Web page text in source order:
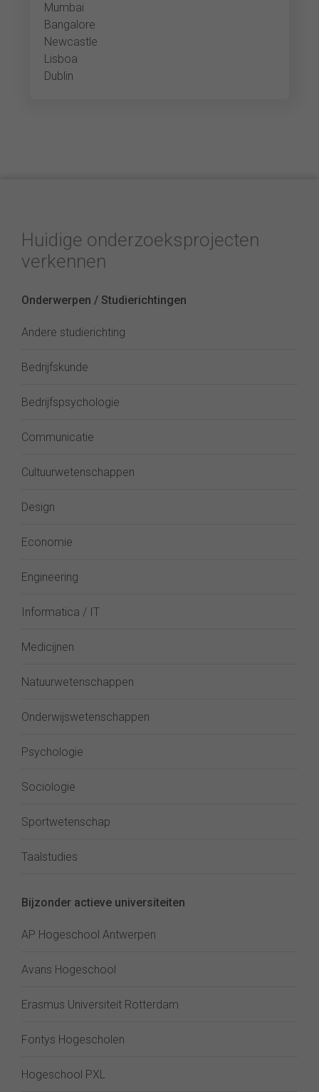
Mumbai
Bangalore
Newcastle
Lisboa
Dublin
Huidige onderzoeksprojecten
verkennen
Onderwerpen / Studierichtingen
Andere studierichting
Bedrijfskunde
Bedrijfspsychologie
Communicatie
Cultuurwetenschappen
Design
Economie
Engineering
Informatica / IT
Medicijnen
Natuurwetenschappen
Onderwijswetenschappen
Psychologie
Sociologie
Sportwetenschap
Taalstudies
Bijzonder actieve universiteiten
AP Hogeschool Antwerpen
Avans Hogeschool
Erasmus Universiteit Rotterdam
Fontys Hogescholen
Hogeschool PXL